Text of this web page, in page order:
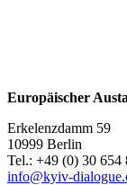
Europäischer
Erkelenzdamm 59
10999 Berlin
Теl.: +49 (0) 30 654
info@kyiv-